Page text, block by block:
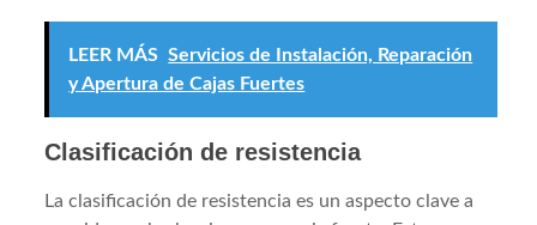
LEER MÁS Servicios de Instalación, Reparación
y Apertura de Cajas Fuertes
Clasificación de resistencia
La clasificación de resistencia es un aspecto clave a